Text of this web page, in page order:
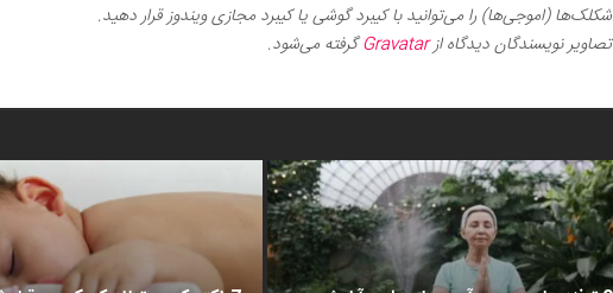
شکلک‌ها (اموجی‌ها) را می‌توانید با کیبرد گوشی یا کیبرد مجازی ویندوز قرار دهید.
تصاویر نویسندگان دیدگاه ازGravatarگرفته می‌شود.